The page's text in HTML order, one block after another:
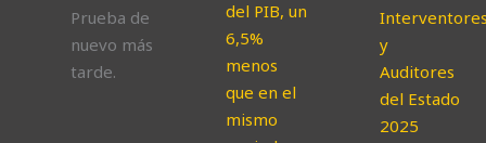
Prueba de
nuevo más
tarde.
del PIB, un
6,5%
menos
que en el
mismo
y
Auditores
del Estado
2025